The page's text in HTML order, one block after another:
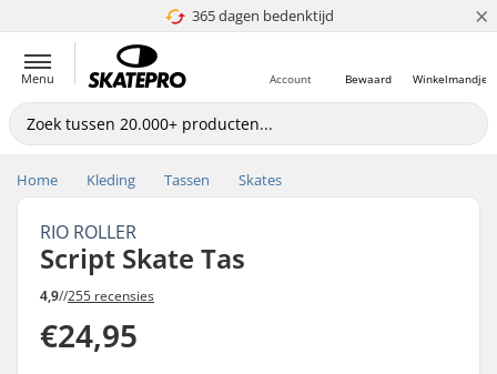
365 dagen bedenktijd
4.8 van 5 ×
Menu Winkelmandje
Bewaard
Account
Home Kleding Tassen Skates
RIO ROLLER
Script Skate Tas
4,9//255 recensies
€24,95